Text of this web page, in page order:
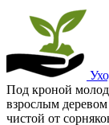
Под кроной
взрослым
чистой от